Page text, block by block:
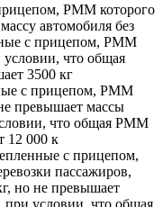
РММ которого
автомобиля без
с прицепом, РММ
условии, что общая
3500 кг
с прицепом, РММ
превышает массы
что общая РММ
12 000 к
с прицепом,
пассажиров,
но не превышает
при условии, что общая